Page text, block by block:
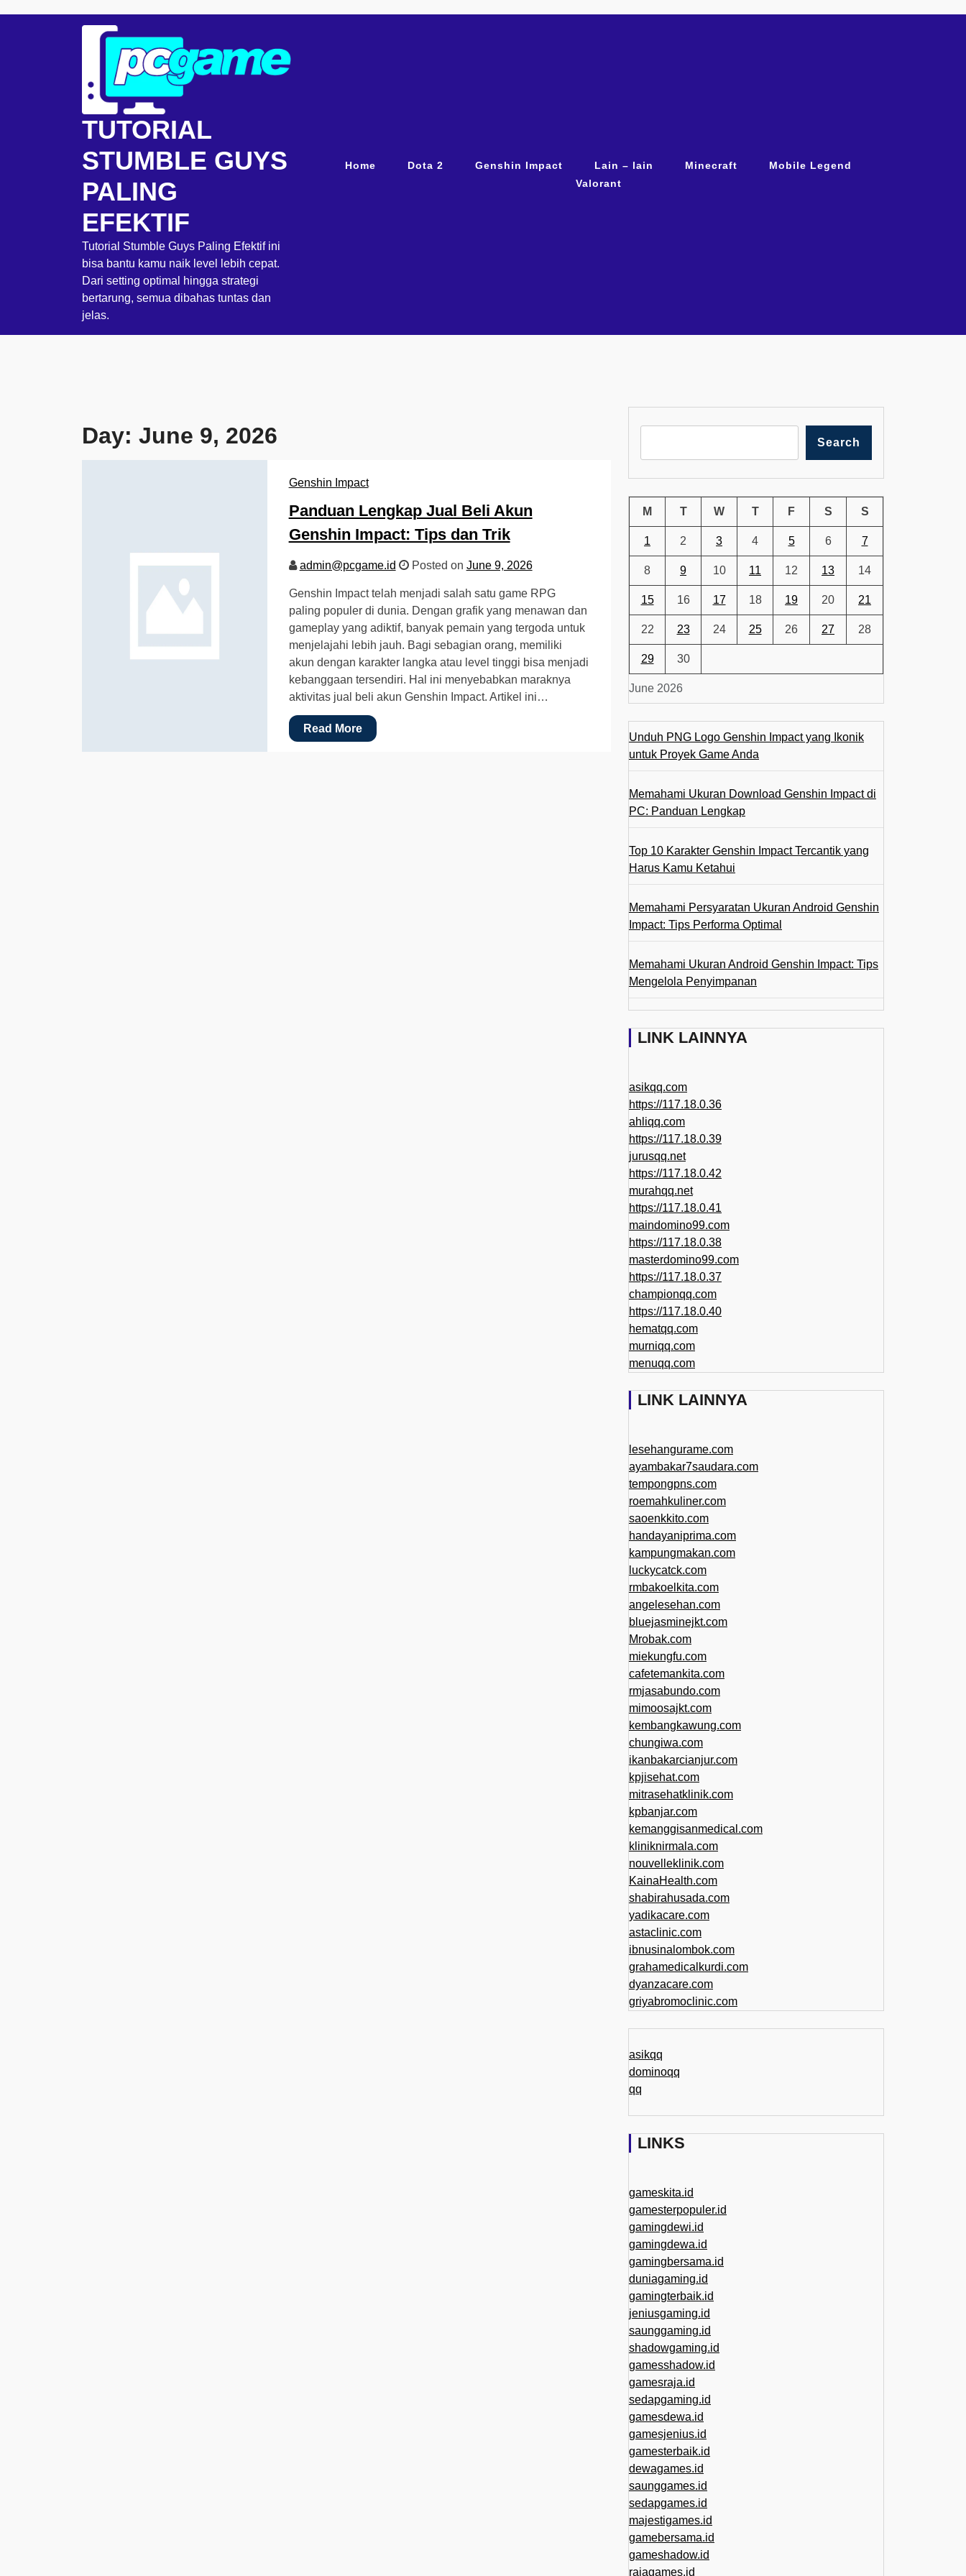
TUTORIAL
STUMBLE GUYS
PALING
EFEKTIF
Tutorial Stumble Guys Paling Efektif ini
bisa bantu kamu naik level lebih cepat.
Dari setting optimal hingga strategi
bertarung, semua dibahas tuntas dan
jelas.
Home Dota 2 Genshin Impact Lain – lain Minecraft
Mobile Legend
Valorant
Day: June 9, 2026
Genshin Impact
Panduan Lengkap Jual Beli Akun
Genshin Impact: Tips dan Trik
admin@pcgame.id Posted on June 9, 2026
Genshin Impact telah menjadi salah satu game RPG
paling populer di dunia. Dengan grafik yang menawan dan
gameplay yang adiktif, banyak pemain yang tergoda untuk
menjelajahi lebih jauh. Bagi sebagian orang, memiliki
akun dengan karakter langka atau level tinggi bisa menjadi
kebanggaan tersendiri. Hal ini menyebabkan maraknya
aktivitas jual beli akun Genshin Impact. Artikel ini…
Read More
Search
June 2026
M T W T F S S
1 2 3 4 5 6 7
8 9 10 11 12 13 14
15 16 17 18 19 20 21
22 23 24 25 26 27 28
29 30
Unduh PNG Logo Genshin Impact yang Ikonik
untuk Proyek Game Anda
Memahami Ukuran Download Genshin Impact di
PC: Panduan Lengkap
Top 10 Karakter Genshin Impact Tercantik yang
Harus Kamu Ketahui
Memahami Persyaratan Ukuran Android Genshin
Impact: Tips Performa Optimal
Memahami Ukuran Android Genshin Impact: Tips
Mengelola Penyimpanan
LINK LAINNYA
asikqq.com
https://117.18.0.36
ahliqq.com
https://117.18.0.39
jurusqq.net
https://117.18.0.42
murahqq.net
https://117.18.0.41
maindomino99.com
https://117.18.0.38
masterdomino99.com
https://117.18.0.37
championqq.com
https://117.18.0.40
hematqq.com
murniqq.com
menuqq.com
LINK LAINNYA
lesehangurame.com
ayambakar7saudara.com
tempongpns.com
roemahkuliner.com
saoenkkito.com
handayaniprima.com
kampungmakan.com
luckycatck.com
rmbakoelkita.com
angelesehan.com
bluejasminejkt.com
Mrobak.com
miekungfu.com
cafetemankita.com
rmjasabundo.com
mimoosajkt.com
kembangkawung.com
chungiwa.com
ikanbakarcianjur.com
kpjisehat.com
mitrasehatklinik.com
kpbanjar.com
kemanggisanmedical.com
kliniknirmala.com
nouvelleklinik.com
KainaHealth.com
shabirahusada.com
yadikacare.com
astaclinic.com
ibnusinalombok.com
grahamedicalkurdi.com
dyanzacare.com
griyabromoclinic.com
asikqq
dominoqq
qq
LINKS
gameskita.id
gamesterpopuler.id
gamingdewi.id
gamingdewa.id
gamingbersama.id
duniagaming.id
gamingterbaik.id
jeniusgaming.id
saunggaming.id
shadowgaming.id
gamesshadow.id
gamesraja.id
sedapgaming.id
gamesdewa.id
gamesjenius.id
gamesterbaik.id
dewagames.id
saunggames.id
sedapgames.id
majestigames.id
gamebersama.id
gameshadow.id
rajagames.id